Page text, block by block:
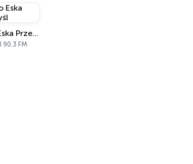
Radio Eska Przemyśl
90.3 FM